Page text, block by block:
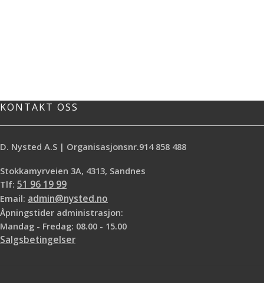
KONTAKT OSS
D. Nysted A.S | Organisasjonsnr.914 858 488
Stokkamyrveien 3A, 4313, Sandnes
Tlf: 51 96 19 99
Email: admin@nysted.no
Åpningstider administrasjon:
Mandag - Fredag: 08.00 - 15.00
Salgsbetingelser